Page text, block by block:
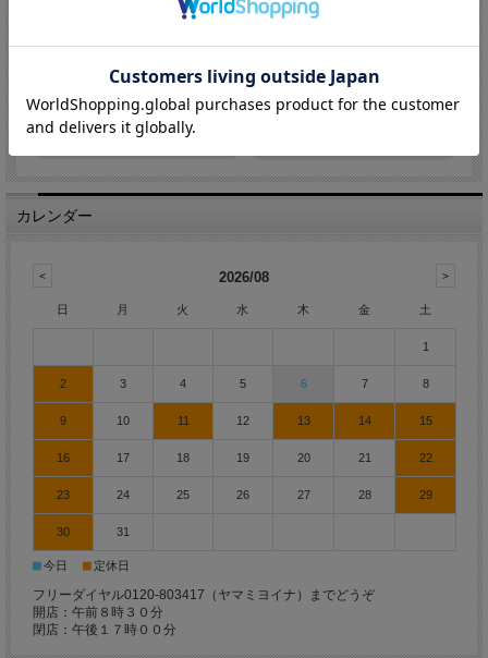
カレンダー
2026/08
日 月 火 水 木 金 土
1
2 3 4 5 6 7 8
9 10 11 12 13 14 15
16 17 18 19 20 21 22
23 24 25 26 27 28 29
30 31
■今日 ■ 定休日
フリーダイヤル0120-803417（ヤマミヨイナ）までどうぞ
開店：午前８時３０分
閉店：午後１７時００分